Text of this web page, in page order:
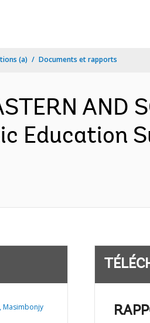
(a) Documents et rapports
AND
Education
Masimbonjy